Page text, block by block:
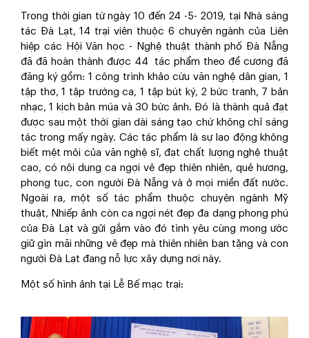
Trong thời gian từ ngày 10 đến 24 -5- 2019, tại Nhà sáng
tác Đà Lạt, 14 trại viên thuộc 6 chuyên ngành của Liên
hiệp các Hội Văn học - Nghệ thuật thành phố Đà Nẵng
đã đã hoàn thành được 44 tác phẩm theo đề cương đã
đăng ký gồm: 1 công trình khảo cứu văn nghệ dân gian, 1
tập thơ, 1 tập trường ca, 1 tập bút ký, 2 bức tranh, 7 bản
nhạc, 1 kịch bản múa và 30 bức ảnh. Đó là thành quả đạt
được sau một thời gian dài sáng tạo chứ không chỉ sáng
tác trong mấy ngày. Các tác phẩm là sự lao động không
biết mệt mỏi của văn nghệ sĩ, đạt chất lượng nghệ thuật
cao, có nội dung ca ngợi vẻ đẹp thiên nhiên, quê hương,
phong tục, con người Đà Nẵng và ở mọi miền đất nước.
Ngoài ra, một số tác phẩm thuộc chuyên ngành Mỹ
thuật, Nhiếp ảnh còn ca ngợi nét đẹp đa dạng phong phú
của Đà Lạt và gửi gắm vào đó tình yêu cùng mong ước
giữ gìn mãi những vẻ đẹp mà thiên nhiên ban tặng và con
người Đà Lạt đang nỗ lực xây dựng nơi này.
Một số hình ảnh tại Lễ Bế mạc trại: